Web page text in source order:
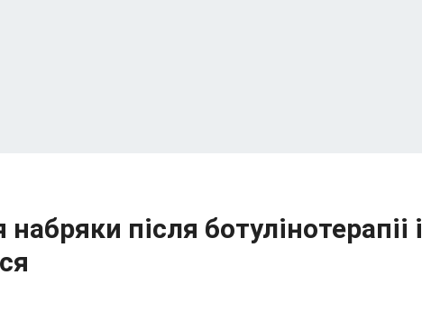
після ботулінотерапіі і